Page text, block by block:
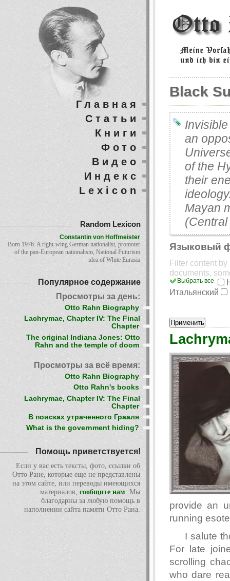
Black
an
of the
their
Mayan
Языковый
Filter content
documents,
Выбрать все
Итальянский
provide an
running
I salute
For late
scrolling
who dare
Главная
Статьи
Книги
Фото
Видео
Индекс
Lexicon
Random Lexicon
Constantin von Hoffmeister
Born 1976. A right-wing German nationalist, promoter
of the pan-European nationalism, National Futurism
idea of White Eurasia
Популярное содержание
Просмотры за день:
Otto Rahn Biography
Lachrymae, Chapter IV: The Final
Chapter
The original Indiana Jones: Otto
Rahn and the temple of doom
Просмотры за всё время:
Otto Rahn Biography
Otto Rahn's books
Lachrymae, Chapter IV: The Final
Chapter
В поисках утраченного Грааля
What is the government hiding?
Помощь приветствуется!
Если у вас есть тексты, фото, ссылки об
Отто Ране, которые еще не представлены
на этом сайте, или переводы имеющихся
материалов, сообщите нам. Мы
благодарны за любую помощь в
наполнении сайта памяти Отто Рана.